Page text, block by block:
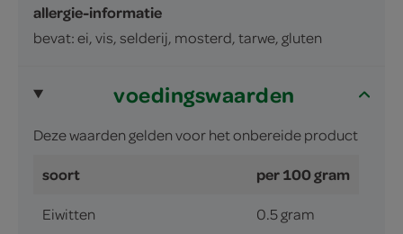
allergie-informatie
bevat: ei, vis, selderij, mosterd, tarwe, gluten
voedingswaarden
Deze waarden gelden voor het onbereide product
soort per 100 gram
Eiwitten 0.5 gram